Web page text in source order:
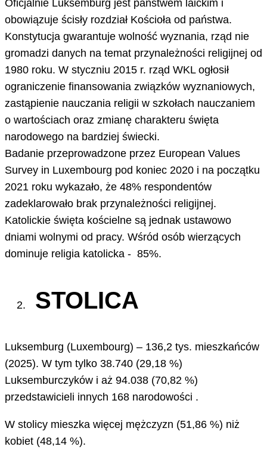
Oficjalnie Luksemburg jest państwem laickim i
obowiązuje ścisły rozdział Kościoła od państwa.
Konstytucja gwarantuje wolność wyznania, rząd nie
gromadzi danych na temat przynależności religijnej od
1980 roku. W styczniu 2015 r. rząd WKL ogłosił
ograniczenie finansowania związków wyznaniowych,
zastąpienie nauczania religii w szkołach nauczaniem
o wartościach oraz zmianę charakteru święta
narodowego na bardziej świecki.
Badanie przeprowadzone przez European Values
Survey in Luxembourg pod koniec 2020 i na początku
2021 roku wykazało, że 48% respondentów
zadeklarowało brak przynależności religijnej.
Katolickie święta kościelne są jednak ustawowo
dniami wolnymi od pracy. Wśród osób wierzących
dominuje religia katolicka - 85%.
STOLICA
Luksemburg (Luxembourg) – 136,2 tys. mieszkańców
(2025). W tym tylko 38.740 (29,18 %)
Luksemburczyków i aż 94.038 (70,82 %)
przedstawicieli innych 168 narodowości .
W stolicy mieszka więcej mężczyzn (51,86 %) niż
kobiet (48,14 %).